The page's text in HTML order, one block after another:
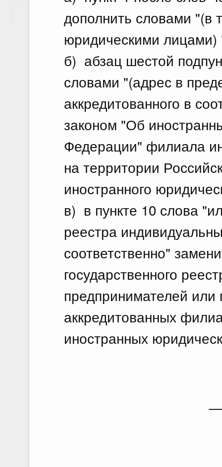
дополнить словами "(в
юридическими лицами)
б) абзац шестой
словами "(адрес в
аккредитованного в
законом "Об
Федерации" филиала
на территории
иностранного
в) в пункте 10 слова
реестра
соответственно"
государственного
предпринимателей или
аккредитованных
иностранных
Показать еще